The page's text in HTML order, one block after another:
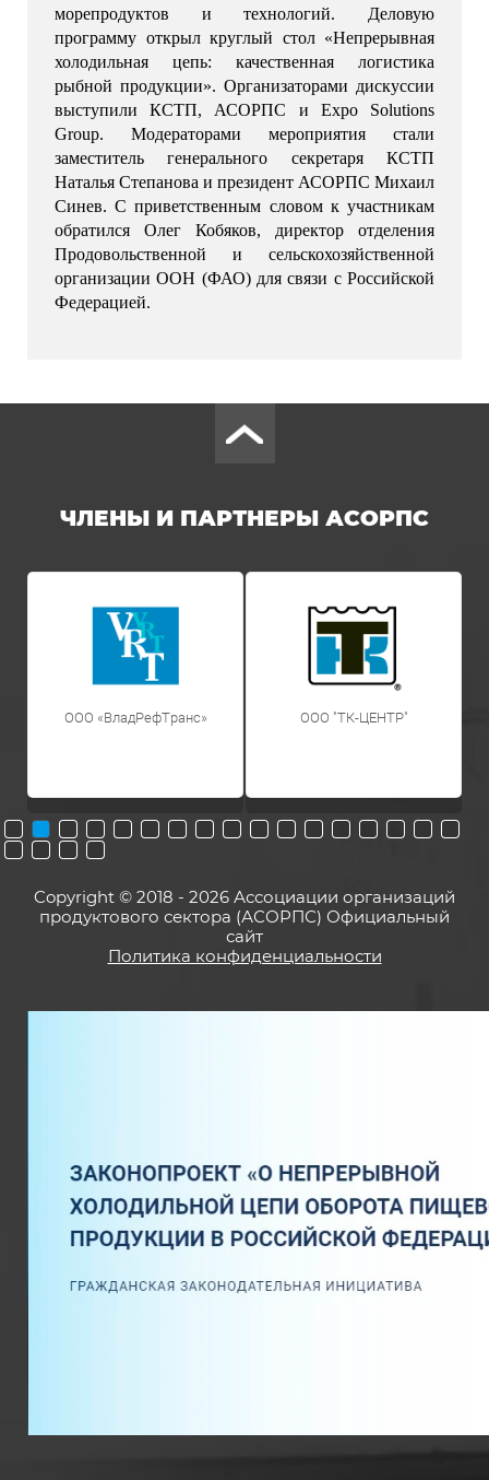
морепродуктов и технологий. Деловую
программу открыл круглый стол «Непрерывная
холодильная цепь: качественная логистика
рыбной продукции». Организаторами дискуссии
выступили КСТП, АСОРПС и Expo Solutions
Group. Модераторами мероприятия стали
заместитель генерального секретаря КСТП
Наталья Степанова и президент АСОРПС Михаил
Синев. С приветственным словом к участникам
обратился Олег Кобяков, директор отделения
Продовольственной и сельскохозяйственной
организации ООН (ФАО) для связи с Российской
Федерацией.
ЧЛЕНЫ И ПАРТНЕРЫ АСОРПС
ООО «ВладРефТранс» OOO "ТК-ЦЕНТР"
Copyright © 2018 - 2026 Ассоциации организаций
продуктового сектора (АСОРПС) Официальный
сайт
Политика конфиденциальности